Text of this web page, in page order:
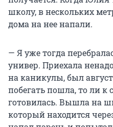
школу, в нескольких
дома на нее напали.
— Я уже тогда
универ. Приехала
на каникулы, был
побегать пошла, то ли к
готовилась. Вышла на
который находится